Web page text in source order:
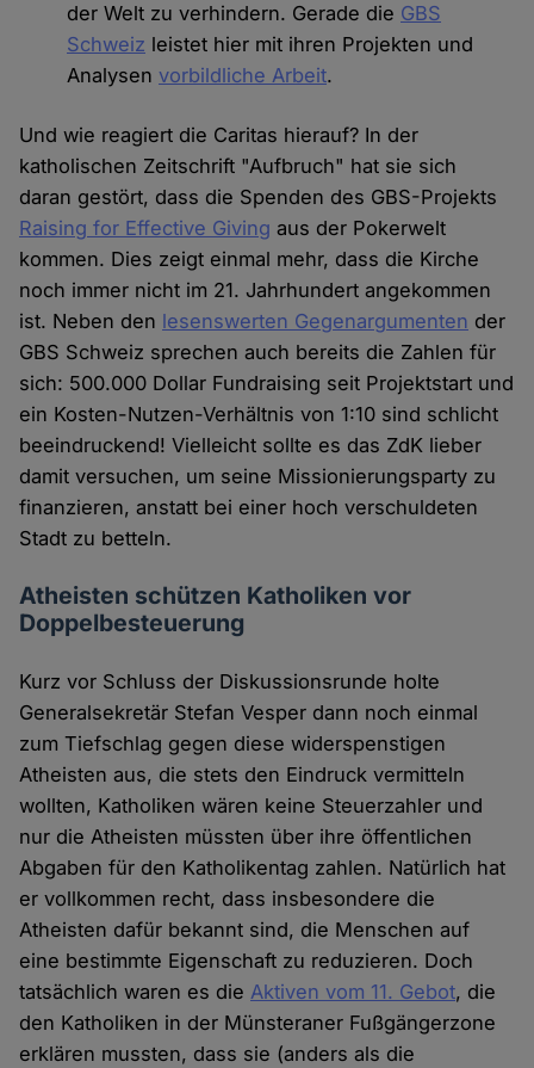
der Welt zu verhindern. Gerade die GBS
Schweiz leistet hier mit ihren Projekten und
Analysenvorbildliche Arbeit.
Und wie reagiert die Caritas hierauf? In der
katholischen Zeitschrift "Aufbruch" hat sie sich
daran gestört, dass die Spenden des GBS-Projekts
Raising for Effective Giving aus der Pokerwelt
kommen. Dies zeigt einmal mehr, dass die Kirche
noch immer nicht im 21. Jahrhundert angekommen
ist. Neben den lesenswerten Gegenargumenten der
GBS Schweiz sprechen auch bereits die Zahlen für
sich: 500.000 Dollar Fundraising seit Projektstart und
ein Kosten-Nutzen-Verhältnis von 1:10 sind schlicht
beeindruckend! Vielleicht sollte es das ZdK lieber
damit versuchen, um seine Missionierungsparty zu
finanzieren, anstatt bei einer hoch verschuldeten
Stadt zu betteln.
Atheisten schützen Katholiken vor
Doppelbesteuerung
Kurz vor Schluss der Diskussionsrunde holte
Generalsekretär Stefan Vesper dann noch einmal
zum Tiefschlag gegen diese widerspenstigen
Atheisten aus, die stets den Eindruck vermitteln
wollten, Katholiken wären keine Steuerzahler und
nur die Atheisten müssten über ihre öffentlichen
Abgaben für den Katholikentag zahlen. Natürlich hat
er vollkommen recht, dass insbesondere die
Atheisten dafür bekannt sind, die Menschen auf
eine bestimmte Eigenschaft zu reduzieren. Doch
tatsächlich waren es dieAktiven vom 11. Gebot, die
den Katholiken in der Münsteraner Fußgängerzone
erklären mussten, dass sie (anders als die